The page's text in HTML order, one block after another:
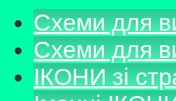
Схеми для
Схеми для
ІКОНИ зі